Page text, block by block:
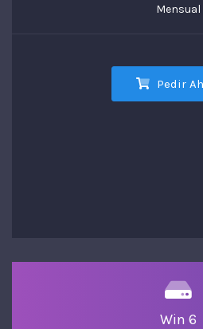
Mensual
Pedir
Win 6